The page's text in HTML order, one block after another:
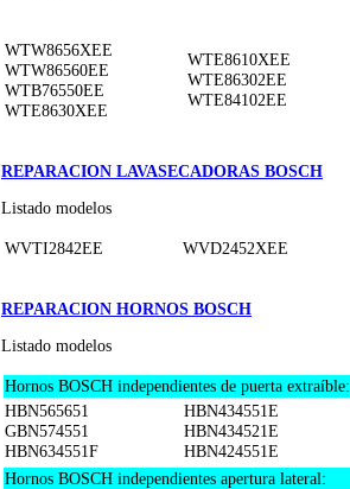
WTW8656XEE
WTW86560EE
WTB76550EE
WTE8630XEE
WTE8610XEE
WTE86302EE
WTE84102EE
REPARACION LAVASECADORAS BOSCH
Listado modelos
WVTI2842EE WVD2452XEE
REPARACION HORNOS BOSCH
Listado modelos
Hornos BOSCH independientes de puerta extraíble:
HBN565651
GBN574551
HBN634551F
HBN434551E
HBN434521E
HBN424551E
Hornos BOSCH independientes apertura lateral: